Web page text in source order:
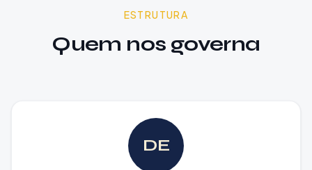
ESTRUTURA
Quem nos governa
DE